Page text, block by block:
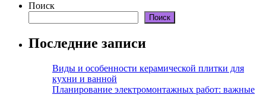
Поиск
Поиск
Последние записи
Виды и особенности керамической плитки для
кухни и ванной
Планирование электромонтажных работ: важные